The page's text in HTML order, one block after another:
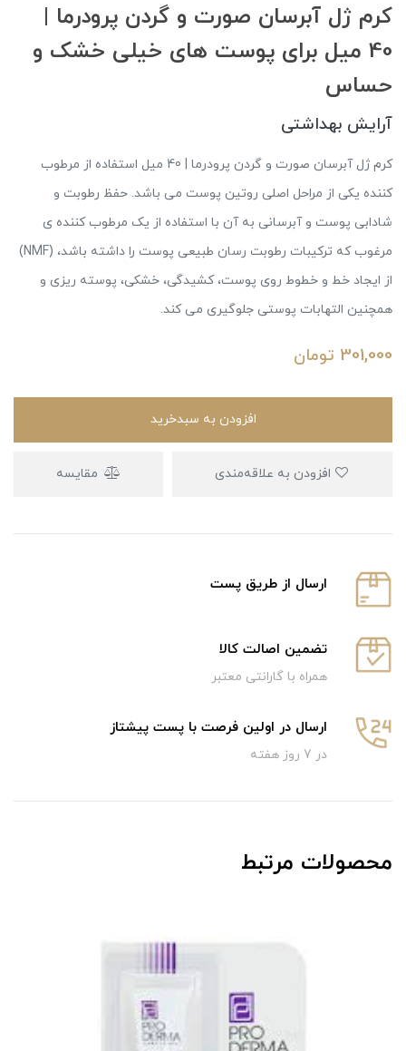
کرم ژل آبرسان صورت و گردن پرودرما |
40 میل برای پوست های خیلی خشک و
حساس
آرایش بهداشتی
کرم ژل آبرسان صورت و گردن پرودرما | 40 میل استفاده از مرطوب
کننده یکی از مراحل اصلی روتین پوست می باشد. حفظ رطوبت و
شادابی پوست و آبرسانی به آن با استفاده از یک مرطوب کننده ی
مرغوب که ترکیبات رطوبت رسان طبیعی پوست را داشته باشد، (NMF)
از ایجاد خط و خطوط روی پوست، کشیدگی، خشکی، پوسته ریزی و
همچنین التهابات پوستی جلوگیری می کند.
301,000 تومان
افزودن به سبدخرید
مقایسه
ارسال از طریق پست
تضمین اصالت کالا
همراه با گارانتی معتبر
ارسال در اولین فرصت با پست پیشتاز
در 7 روز هفته
محصولات مرتبط